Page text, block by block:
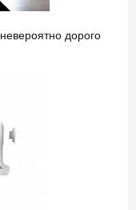
дорого